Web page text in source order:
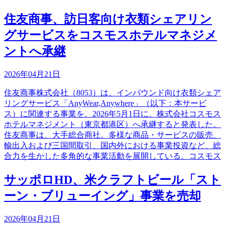
住友商事、訪日客向け衣類シェアリン
グサービスをコスモスホテルマネジメ
ントへ承継
2026年04月21日
住友商事株式会社（8053）は、インバウンド向け衣類シェア
リングサービス「AnyWear,Anywhere」（以下：本サービ
ス）に関連する事業を、2026年5月1日に、株式会社コスモス
ホテルマネジメント（東京都港区）へ承継すると発表した。
住友商事は、大手総合商社。多様な商品・サービスの販売、
輸出入および三国間取引、国内外における事業投資など、総
合力を生かした多角的な事業活動を展開している。コスモス
サッポロHD、米クラフトビール「スト
ーン・ブリューイング」事業を売却
2026年04月21日